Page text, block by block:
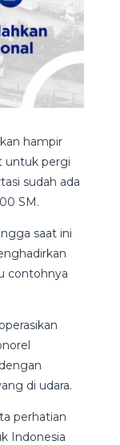
hampir
untuk pergi
sudah ada
SM.
saat ini
contohnya
di udara.
perhatian
Indonesia